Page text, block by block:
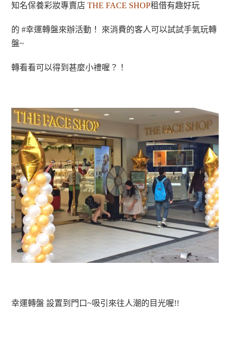
知名保養彩妝專賣店 THE FACE SHOP租借有趣好玩
的#幸運轉盤來辦活動！ 來消費的客人可以試試手氣玩轉
盤~
轉看看可以得到甚麼小禮喔？！
幸運轉盤 設置到門口~吸引來往人潮的目光喔!!